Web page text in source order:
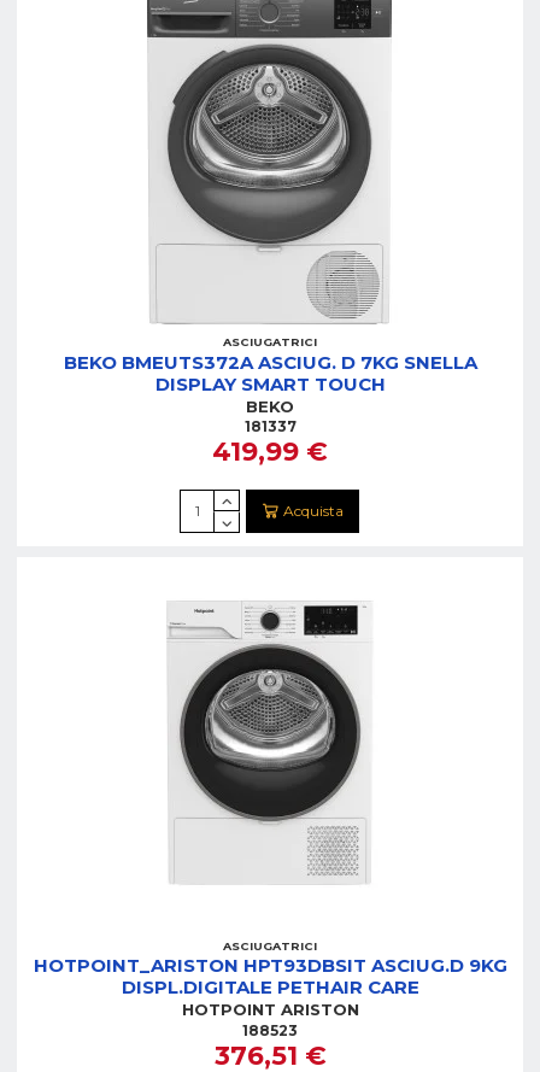
ASCIUGATRICI
BEKO BMEUTS372A ASCIUG. D 7KG SNELLA
DISPLAY SMART TOUCH
BEKO
181337
419,99 €
Acquista
ASCIUGATRICI
HOTPOINT_ARISTON HPT93DBSIT ASCIUG.D 9KG
DISPL.DIGITALE PETHAIR CARE
HOTPOINT ARISTON
188523
376,51 €